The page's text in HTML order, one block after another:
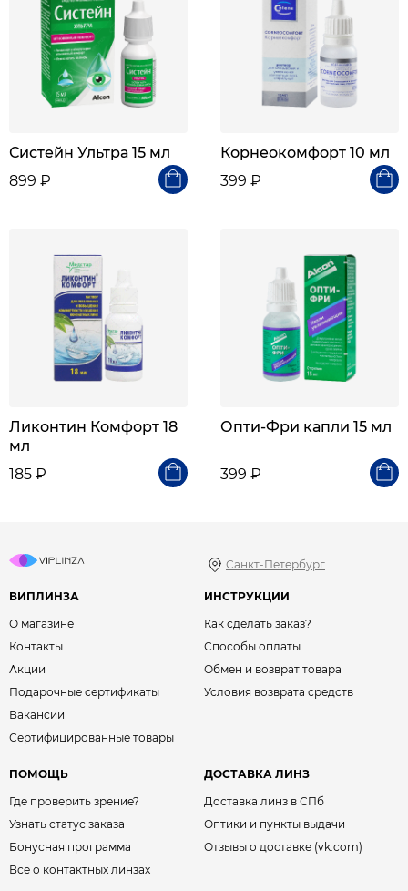
Систейн Ультра 15 мл
899 ₽
Корнеокомфорт 10 мл
399 ₽
Ликонтин Комфорт 18
мл
185 ₽
Опти-Фри капли 15 мл
399 ₽
Санкт-Петербург
ВИПЛИНЗА
О магазине
Контакты
Акции
Подарочные сертификаты
Вакансии
Сертифицированные товары
ИНСТРУКЦИИ
Как сделать заказ?
Способы оплаты
Обмен и возврат товара
Условия возврата средств
ПОМОЩЬ
Где проверить зрение?
Узнать статус заказа
Бонусная программа
Все о контактных линзах
ДОСТАВКА ЛИНЗ
Доставка линз в СПб
Оптики и пункты выдачи
Отзывы о доставке (vk.com)